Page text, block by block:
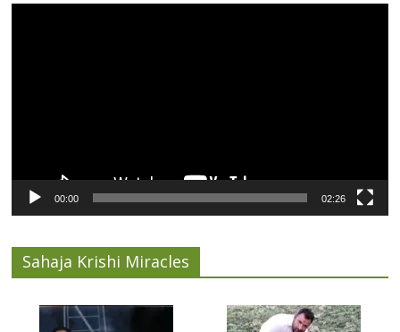
00:00 02:26
Sahaja Krishi Miracles